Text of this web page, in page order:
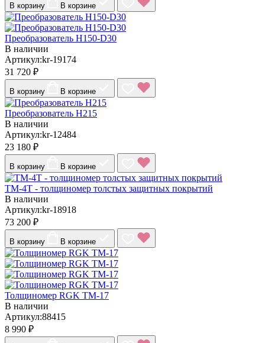
В корзину В корзине
Преобразователь Н150-D30
В наличии
Артикул:kr-19174
31 720 ₽
В корзину В корзине
Преобразователь Н215
В наличии
Артикул:kr-12484
23 180 ₽
В корзину В корзине
ТМ-4T - толщиномер толстых защитных покрытий
В наличии
Артикул:kr-18918
73 200 ₽
В корзину В корзине
Толщиномер RGK TM-17
В наличии
Артикул:88415
8 990 ₽